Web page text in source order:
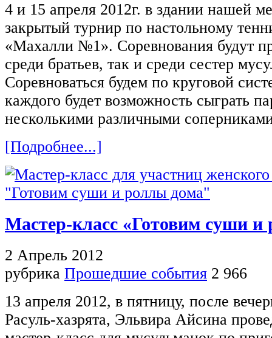
4 и 15 апреля 2012г. в здании нашей
закрытый турнир по настольному
«Махалли №1». Соревнования будут
среди братьев, так и среди сестер
Соревноваться будем по круговой
каждого будет возможность сыграть
несколькими различными
[Подробнее...]
Мастер-класс «Готовим суши и
2 Апрель 2012
рубрика Прошедшие события 2 966
13 апреля 2012, в пятницу, после
Расуль-хазрята, Эльвира Айсина